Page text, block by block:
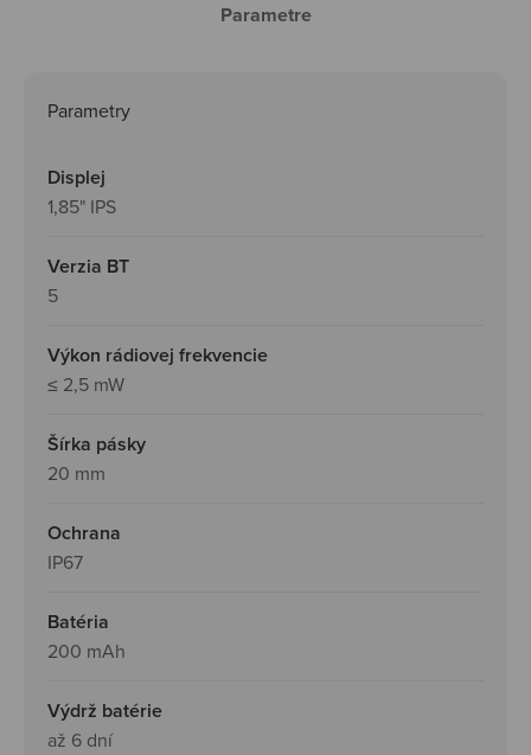
Parametre
Parametry
Displej
1,85" IPS
Verzia BT
5
Výkon rádiovej frekvencie
≤ 2,5 mW
Šírka pásky
20 mm
Ochrana
IP67
Batéria
200 mAh
Výdrž batérie
až 6 dní